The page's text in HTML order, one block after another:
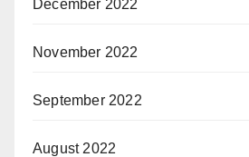
December 2022
November 2022
September 2022
August 2022